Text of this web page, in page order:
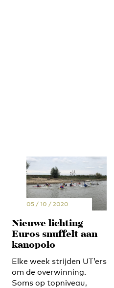
05 / 10 / 2020
Nieuwe lichting
Euros snuffelt aan
kanopolo
Elke week strijden UT’ers
om de overwinning.
Soms op topniveau,